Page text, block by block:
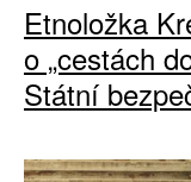
Etnoložka
o „cestách
Státní